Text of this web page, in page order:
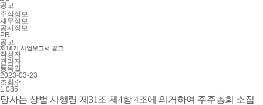
공고
주식정보
재무정보
공시정보
PR
공고
제18기 사업보고서 공고
작성자
관리자
등록일
2023-03-23
조회수
1,085
당사는 상법 시행령 제31조 제4항 4조에 의거하여 주주총회 소집